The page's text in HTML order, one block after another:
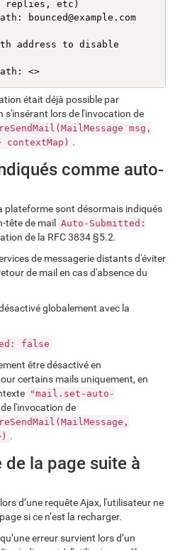
replies, etc)
bounced@example.com
address to disable
<>
était déjà possible par
s'insérant lors de l'invocation de
msg,
contextMap) .
comme auto-
plateforme sont désormais indiqués
tête de mail
Auto-Submitted:
de la RFC 3834 §5.2.
de messagerie distants d'éviter
de mail en cas d'absence du
globalement avec la
false
être désactivé en
certains mails uniquement, en
"mail.set-auto-
de l'invocation de
.
la page suite à
d’une requête Ajax, l'utilisateur ne
si ce n’est la recharger.
erreur survient lors d’un